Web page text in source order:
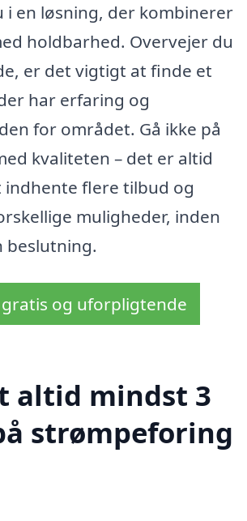
i en løsning, der kombinerer
holdbarhed. Overvejer du
er det vigtigt at finde et
har erfaring og
for området. Gå ikke på
kvaliteten – det er altid
indhente flere tilbud og
muligheder, inden
gratis og uforpligtende
altid mindst 3
strømpeforing